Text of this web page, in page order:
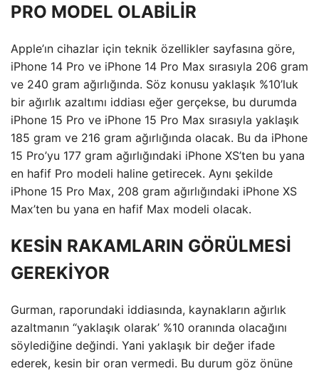
PRO MODEL OLABİLİR
Apple’ın cihazlar için teknik özellikler sayfasına göre,
iPhone 14 Pro ve iPhone 14 Pro Max sırasıyla 206 gram
ve 240 gram ağırlığında. Söz konusu yaklaşık %10’luk
bir ağırlık azaltımı iddiası eğer gerçekse, bu durumda
iPhone 15 Pro ve iPhone 15 Pro Max sırasıyla yaklaşık
185 gram ve 216 gram ağırlığında olacak. Bu da iPhone
15 Pro’yu 177 gram ağırlığındaki iPhone XS’ten bu yana
en hafif Pro modeli haline getirecek. Aynı şekilde
iPhone 15 Pro Max, 208 gram ağırlığındaki iPhone XS
Max’ten bu yana en hafif Max modeli olacak.
KESİN RAKAMLARIN GÖRÜLMESİ
GEREKİYOR
Gurman, raporundaki iddiasında, kaynakların ağırlık
azaltmanın “yaklaşık olarak’ %10 oranında olacağını
söylediğine değindi. Yani yaklaşık bir değer ifade
ederek, kesin bir oran vermedi. Bu durum göz önüne